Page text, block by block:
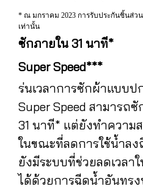
* ณ มกราคม 2023 การรับประกันชิ้นส่ว
เท่านั้น
ซักภายใน 31 นาที*
Super Speed***
ร่นเวลาการซักผ้าแบบป
Super Speed สามารถซั
31 นาที* แต่ยังทำความ
ในขณะที่ลดการใช้น้ำล
ยังมีระบบที่ช่วยลดเวลา
ได้ด้วยการฉีดน้ำอันทรง